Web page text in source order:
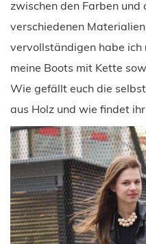
zwischen den Farben
verschiedenen
vervollständigen habe ich
meine Boots mit Kette
Wie gefällt euch die
aus Holz und wie findet